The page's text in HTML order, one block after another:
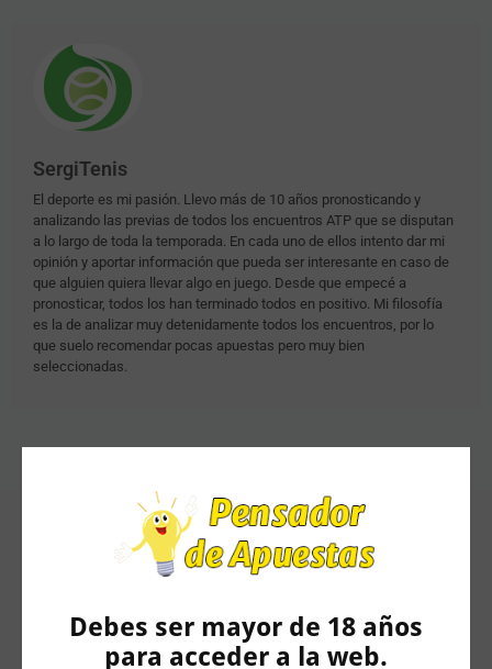
Debes ser mayor de 18 años
para acceder a la web.
SergiTenis
El deporte es mi pasión. Llevo más de 10 años pronosticando y
analizando las previas de todos los encuentros ATP que se disputan
a lo largo de toda la temporada. En cada uno de ellos intento dar mi
opinión y aportar información que pueda ser interesante en caso de
que alguien quiera llevar algo en juego. Desde que empecé a
pronosticar, todos los han terminado todos en positivo. Mi filosofía
es la de analizar muy detenidamente todos los encuentros, por lo
que suelo recomendar pocas apuestas pero muy bien
seleccionadas.
Artículos Relacionados